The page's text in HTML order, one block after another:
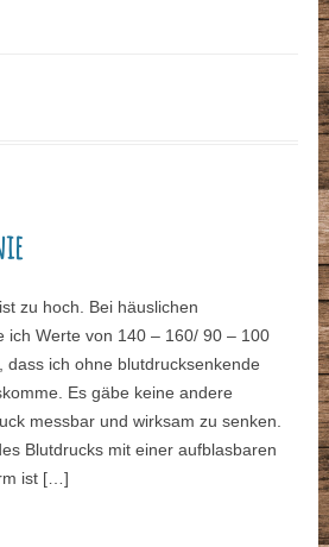
zu hoch. Bei häuslichen
ich Werte von 140 – 160/ 90 – 100
dass ich ohne blutdrucksenkende
Es gäbe keine andere
messbar und wirksam zu senken.
Blutdrucks mit einer aufblasbaren
ist […]